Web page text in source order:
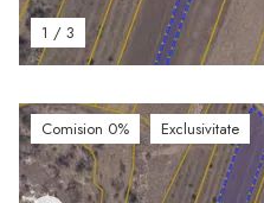
1 / 3
Comision 0% Exclusivitate